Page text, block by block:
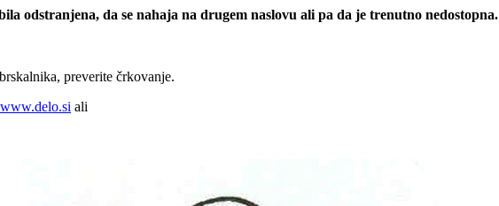
odstranjena, da se nahaja na drugem naslovu ali pa da je trenutno nedostopna.
preverite črkovanje.
www.delo.si ali